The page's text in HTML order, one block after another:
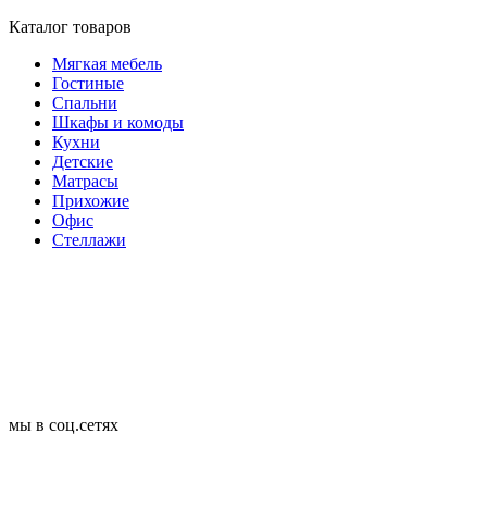
Каталог товаров
Мягкая мебель
Гостиные
Спальни
Шкафы и комоды
Кухни
Детские
Матрасы
Прихожие
Офис
Стеллажи
мы в соц.сетях